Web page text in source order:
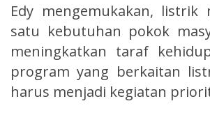
Edy mengemukakan, listrik
satu kebutuhan pokok
meningkatkan taraf
program yang berkaitan
harus menjadi kegiatan